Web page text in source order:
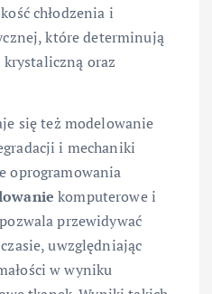
chłodzenia i
które determinują
oraz
się też modelowanie
i mechaniki
oprogramowania
komputerowe i
przewidywać
uwzględniając
w wyniku